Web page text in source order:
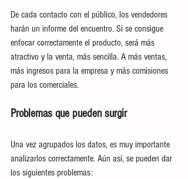
De cada contacto con el público, los vendedores
harán un informe del encuentro. Si se consigue
enfocar correctamente el producto, será más
atractivo y la venta, más sencilla. A más ventas,
más ingresos para la empresa y más comisiones
para los comerciales.
Problemas que pueden surgir
Una vez agrupados los datos, es muy importante
analizarlos correctamente. Aún así, se pueden dar
los siguientes problemas: